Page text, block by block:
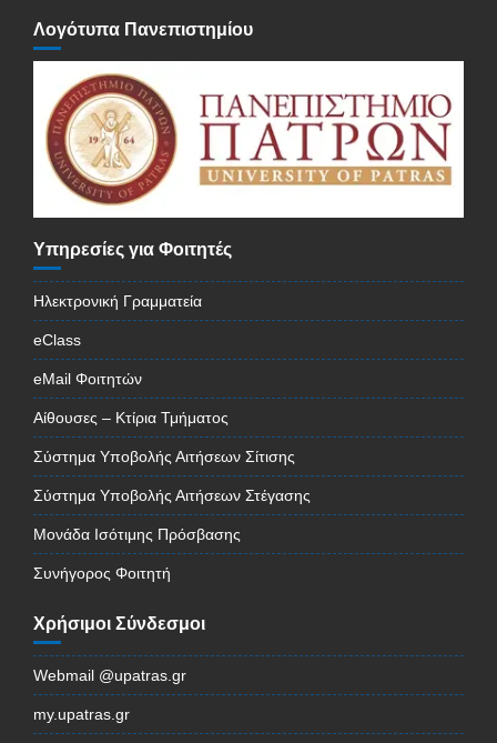
Λογότυπα Πανεπιστημίου
Υπηρεσίες για Φοιτητές
Ηλεκτρονική Γραμματεία
eClass
eMail Φοιτητών
Αίθουσες – Κτίρια Τμήματος
Σύστημα Υποβολής Αιτήσεων Σίτισης
Σύστημα Υποβολής Αιτήσεων Στέγασης
Μονάδα Ισότιμης Πρόσβασης
Συνήγορος Φοιτητή
Χρήσιμοι Σύνδεσμοι
Webmail @upatras.gr
my.upatras.gr